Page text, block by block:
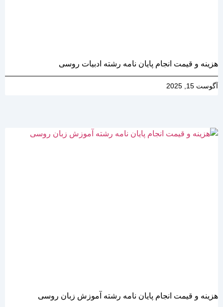
هزینه و قیمت انجام پایان نامه رشته ادبیات روسی
آگوست 15, 2025
هزینه و قیمت انجام پایان نامه رشته آموزش زبان روسی